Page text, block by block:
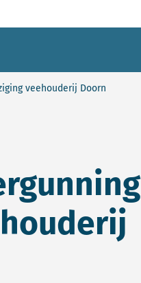
veehouderij Doorn